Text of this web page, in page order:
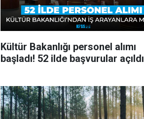
Kültür Bakanlığı personel alımı
başladı! 52 ilde başvurular açıldı